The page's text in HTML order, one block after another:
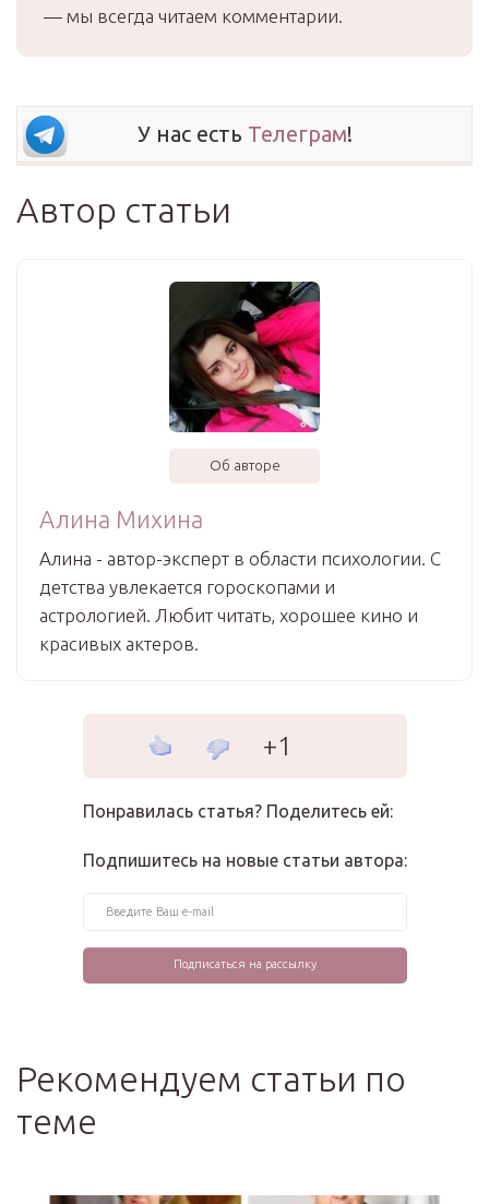
— мы всегда читаем комментарии.
У нас есть Телеграм!
Автор статьи
Об авторе
Алина Михина
Алина - автор-эксперт в области психологии. С
детства увлекается гороскопами и
астрологией. Любит читать, хорошее кино и
красивых актеров.
+1
Понравилась статья? Поделитесь ей:
Подпишитесь на новые статьи автора:
Рекомендуем статьи по
теме